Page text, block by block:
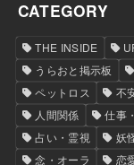
CATEGORY
THE INSIDE
うらおと掲示板
ペットロス
不
人間関係
仕事
占い・霊視
妖
念・オーラ
恋